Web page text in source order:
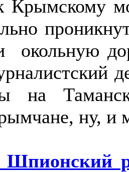
Крымскому
окольную
на
ну, и
Шпионский